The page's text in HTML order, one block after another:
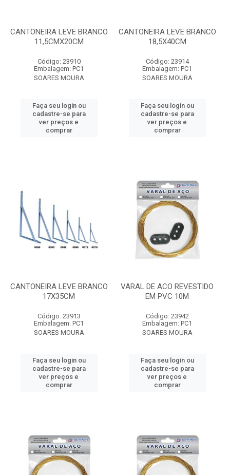
CANTONEIRA LEVE BRANCO
11,5CMX20CM
Código: 23910
Embalagem: PC1
SOARES MOURA
Faça seu login ou
cadastre-se para
ver preços e
comprar
CANTONEIRA LEVE BRANCO
18,5X40CM
Código: 23914
Embalagem: PC1
SOARES MOURA
Faça seu login ou
cadastre-se para
ver preços e
comprar
CANTONEIRA LEVE BRANCO
17X35CM
Código: 23913
Embalagem: PC1
SOARES MOURA
Faça seu login ou
cadastre-se para
ver preços e
comprar
VARAL DE ACO REVESTIDO
EM PVC 10M
Código: 23942
Embalagem: PC1
SOARES MOURA
Faça seu login ou
cadastre-se para
ver preços e
comprar